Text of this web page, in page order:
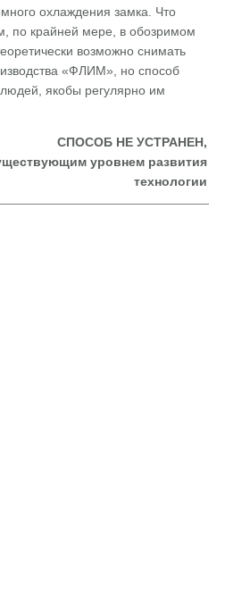
охлаждения замка. Что
по крайней мере, в обозримом
возможно снимать
«ФЛИМ», но способ
людей, якобы регулярно им
СПОСОБ НЕ УСТРАНЕН,
уровнем развития
технологии